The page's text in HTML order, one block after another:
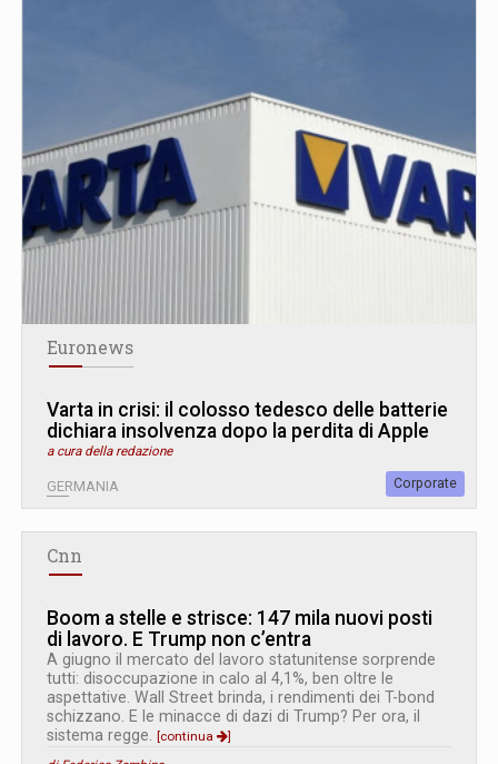
Euronews
Varta in crisi: il colosso tedesco delle batterie
dichiara insolvenza dopo la perdita di Apple
a cura della redazione
GERMANIA Corporate
Cnn
Boom a stelle e strisce: 147 mila nuovi posti
di lavoro. E Trump non c’entra
A giugno il mercato del lavoro statunitense sorprende
tutti: disoccupazione in calo al 4,1%, ben oltre le
aspettative. Wall Street brinda, i rendimenti dei T-bond
schizzano. E le minacce di dazi di Trump? Per ora, il
sistema regge. [continua
]